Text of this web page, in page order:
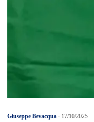
Giuseppe Bevacqua - 17/10/2025